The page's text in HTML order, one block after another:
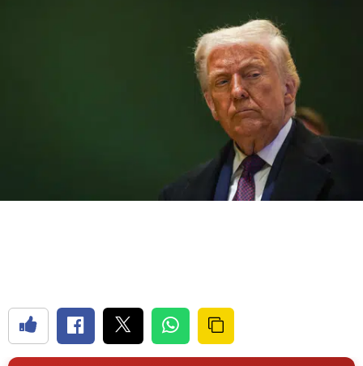
Çanakkale
Çankırı
Diyarbakır
Erzurum
Eskişehir